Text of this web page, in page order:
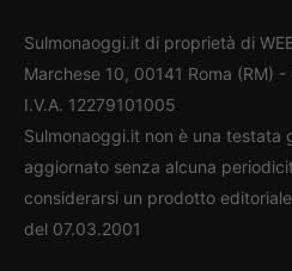
Sulmonaoggi.it di proprietà di
Marchese 10, 00141 Roma (RM)
I.V.A. 12279101005
Sulmonaoggi.it non è una testata
aggiornato senza alcuna
considerarsi un prodotto
del 07.03.2001